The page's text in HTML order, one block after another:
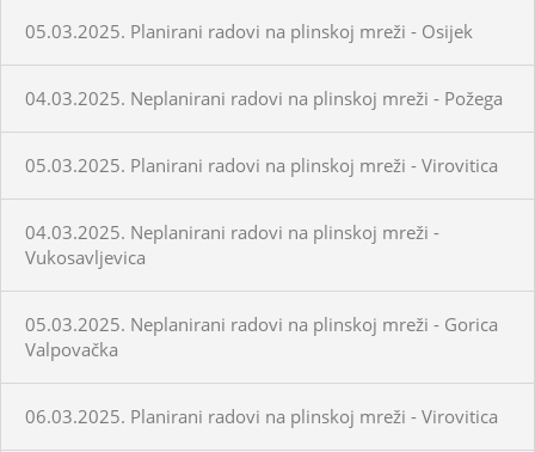
05.03.2025. Planirani radovi na plinskoj mreži - Osijek
04.03.2025. Neplanirani radovi na plinskoj mreži - Požega
05.03.2025. Planirani radovi na plinskoj mreži - Virovitica
04.03.2025. Neplanirani radovi na plinskoj mreži -
Vukosavljevica
05.03.2025. Neplanirani radovi na plinskoj mreži - Gorica
Valpovačka
06.03.2025. Planirani radovi na plinskoj mreži - Virovitica